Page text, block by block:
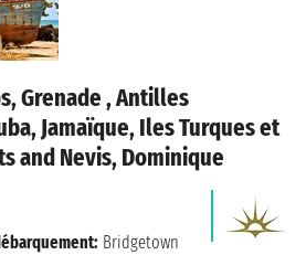
Grenade , Antilles
Jamaïque, Iles Turques et
and Nevis, Dominique
Bridgetown